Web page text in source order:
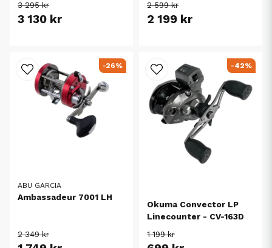
3 295 kr
3 130 kr
2 599 kr
2 199 kr
ABU GARCIA
Ambassadeur 7001 LH
2 349 kr
-26%
Okuma Convector LP
Linecounter - CV-163D
1 199 kr
-42%